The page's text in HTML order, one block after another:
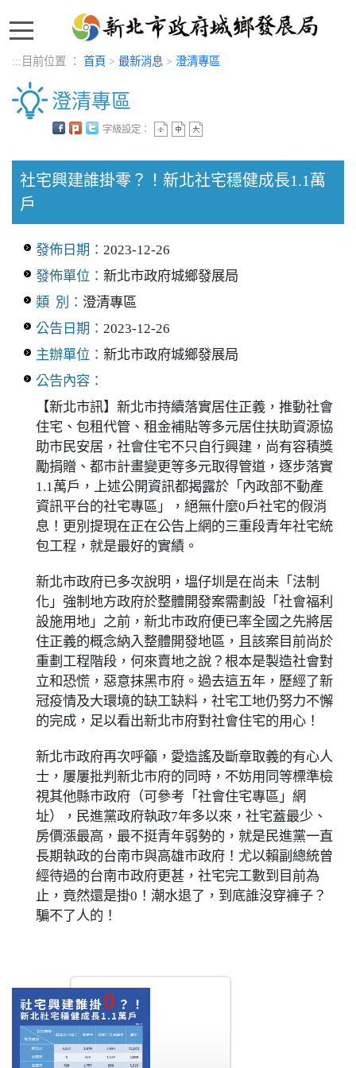
::: 目前位置 ： 首頁 > 最新消息 > 澄清專區
澄清專區
字級設定：
社宅興建誰掛零？！新北社宅穩健成長1.1萬
戶
發佈日期： 2023-12-26
發佈單位： 新北市政府城鄉發展局
類 別： 澄清專區
公告日期： 2023-12-26
主辦單位： 新北市政府城鄉發展局
公告內容：
【新北市訊】新北市持續落實居住正義，推動社會
住宅、包租代管、租金補貼等多元居住扶助資源協
助市民安居，社會住宅不只自行興建，尚有容積獎
勵捐贈、都市計畫變更等多元取得管道，逐步落實
1.1萬戶，上述公開資訊都揭露於「內政部不動產
資訊平台的社宅專區」，絕無什麼0戶社宅的假消
息！更別提現在正在公告上網的三重段青年社宅統
包工程，就是最好的實績。
新北市政府已多次說明，塭仔圳是在尚未「法制
化」強制地方政府於整體開發案需劃設「社會福利
設施用地」之前，新北市政府便已率全國之先將居
住正義的概念納入整體開發地區，且該案目前尚於
重劃工程階段，何來賣地之說？根本是製造社會對
立和恐慌，惡意抹黑市府。過去這五年，歷經了新
冠疫情及大環境的缺工缺料，社宅工地仍努力不懈
的完成，足以看出新北市府對社會住宅的用心！
新北市政府再次呼籲，愛造謠及斷章取義的有心人
士，屢屢批判新北市府的同時，不妨用同等標準檢
視其他縣市政府（可參考「社會住宅專區」網
址），民進黨政府執政7年多以來，社宅蓋最少、
房價漲最高，最不挺青年弱勢的，就是民進黨一直
長期執政的台南市與高雄市政府！尤以賴副總統曾
經待過的台南市政府更甚，社宅完工數到目前為
止，竟然還是掛0！潮水退了，到底誰沒穿褲子？
騙不了人的！